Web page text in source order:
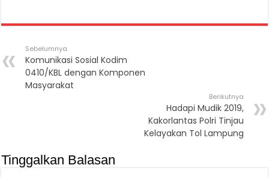
Sebelumnya
Komunikasi Sosial Kodim
0410/KBL dengan Komponen
Masyarakat
Berikutnya
Hadapi Mudik 2019,
Kakorlantas Polri Tinjau
Kelayakan Tol Lampung
Tinggalkan Balasan